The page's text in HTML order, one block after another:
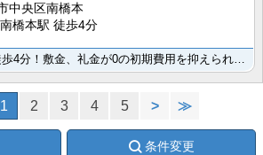
中央区南橋本
橋本駅 徒歩4分
商業施設充実♪駅まで徒歩4分！敷金、礼金が0の初期費用を抑えられる物件です♪
1 2 3 4 5 > ≫
条件変更